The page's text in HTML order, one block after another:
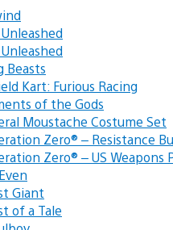
Beasts
Kart: Furious Racing
of the Gods
Moustache Costume Set
Zero® – Resistance
Zero® – US Weapons
Giant
of a Tale